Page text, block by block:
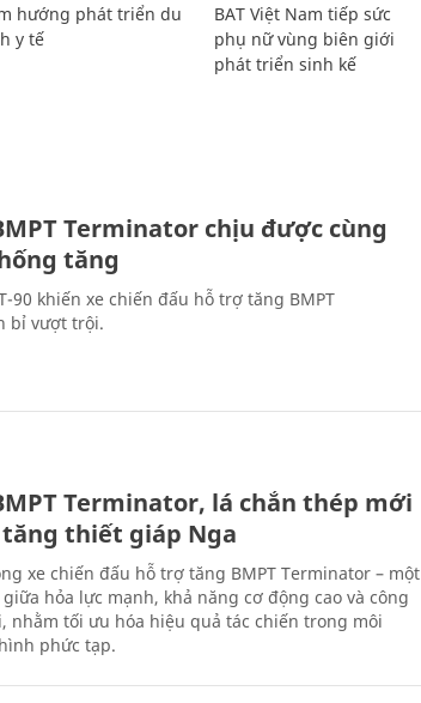
hướng phát triển du
y tế
BAT Việt Nam tiếp sức
phụ nữ vùng biên giới
phát triển sinh kế
Terminator chịu được cùng
tăng
90 khiến xe chiến đấu hỗ trợ tăng BMPT
bỉ vượt trội.
Terminator, lá chắn thép mới
thiết giáp Nga
xe chiến đấu hỗ trợ tăng BMPT Terminator – một
hỏa lực mạnh, khả năng cơ động cao và công
nhằm tối ưu hóa hiệu quả tác chiến trong môi
phức tạp.